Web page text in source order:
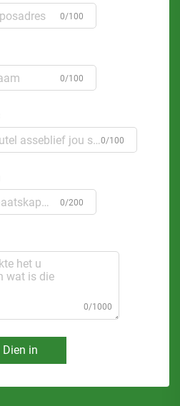
0/100
0/100
0/100
0/200
0/1000
Dien in